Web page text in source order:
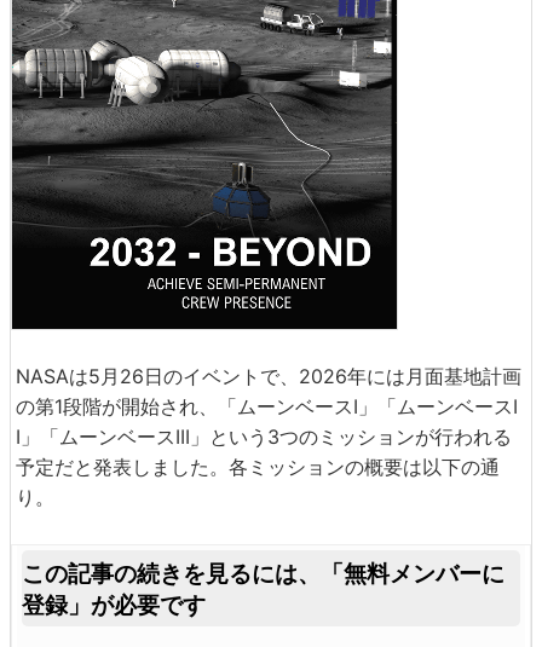
NASAは5月26日のイベントで、2026年には月面基地計画
の第1段階が開始され、「ムーンベースI」「ムーンベースI
I」「ムーンベースIII」という3つのミッションが行われる
予定だと発表しました。各ミッションの概要は以下の通
り。
この記事の続きを見るには、
「無料メンバーに
登録」が必要です